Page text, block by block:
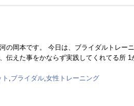
の岡本です。 今日は、ブライダルトレー
伝えた事をかならず実践してくれてる所 1
,ブライダル,女性トレーニング